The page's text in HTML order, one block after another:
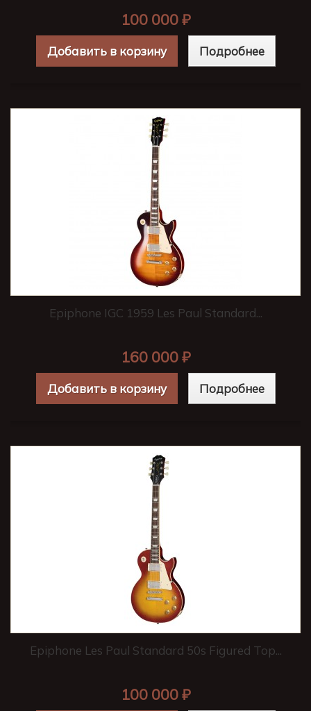
100 000 ₽
Добавить в корзину Подробнее
Epiphone IGC 1959 Les Paul Standard...
160 000 ₽
Добавить в корзину Подробнее
Epiphone Les Paul Standard 50s Figured Top...
100 000 ₽